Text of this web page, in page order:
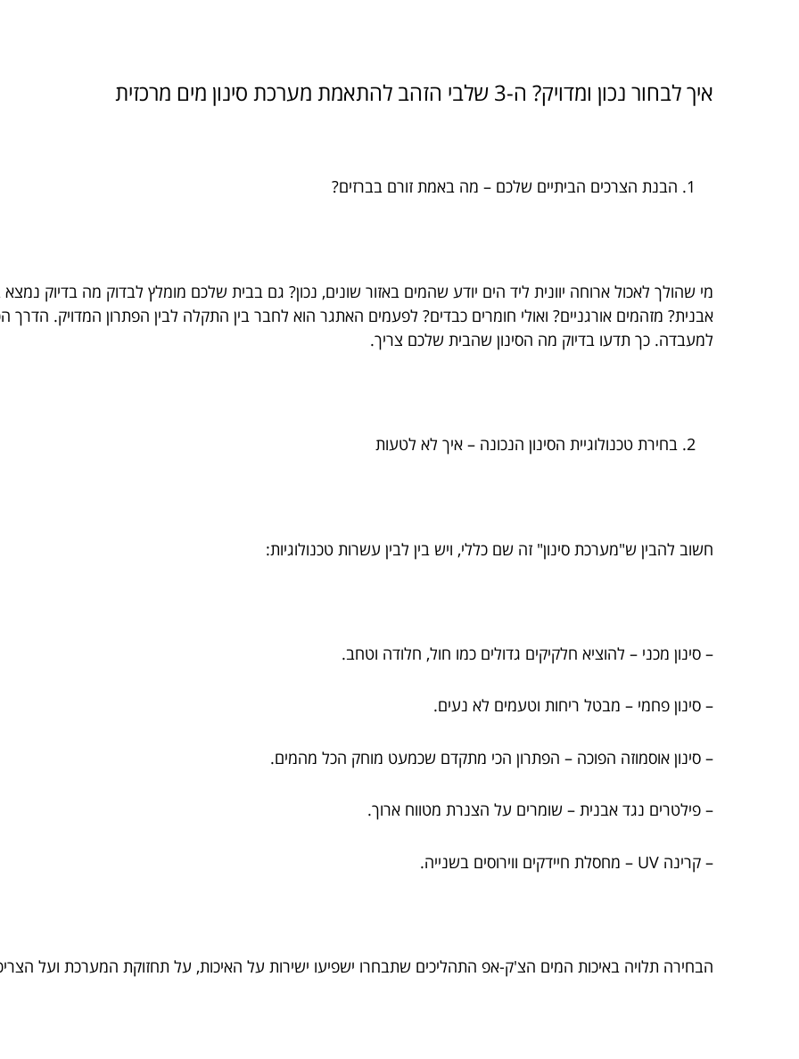
איך לבחור נכון ומדויק? ה-3 שלבי הזהב להתאמת מערכת סינון מים מרכזית
הבנת הצרכים הביתיים שלכם – מה באמת זורם בברזים?
מי שהולך לאכול ארוחה יוונית ליד הים יודע שהמים באזור שונים, נכון? גם בבית שלכם מומלץ לבדוק מה בדיוק
אבנית? מזהמים אורגניים? ואולי חומרים כבדים? לפעמים האתגר הוא לחבר בין התקלה לבין הפתרון המדויק.
למעבדה. כך תדעו בדיוק מה הסינון שהבית שלכם צריך.
בחירת טכנולוגיית הסינון הנכונה – איך לא לטעות
חשוב להבין ש"מערכת סינון" זה שם כללי, ויש בין לבין עשרות טכנולוגיות:
– סינון מכני – להוציא חלקיקים גדולים כמו חול, חלודה וטחב.
– סינון פחמי – מבטל ריחות וטעמים לא נעים.
– סינון אוסמוזה הפוכה – הפתרון הכי מתקדם שכמעט מוחק הכל מהמים.
– פילטרים נגד אבנית – שומרים על הצנרת מטווח ארוך.
– קרינה UV – מחסלת חיידקים ווירוסים בשנייה.
הבחירה תלויה באיכות המים הצ'ק-אפ התהליכים שתבחרו ישפיעו ישירות על האיכות, על תחזוקת המערכת ועל